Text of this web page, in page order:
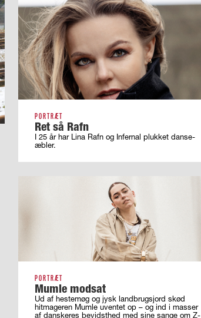
PORTRÆT
Ret så Rafn
I 25 år har Lina Rafn og Infernal plukket danse-
æbler.
PORTRÆT
Mumle modsat
Ud af hestemøg og jysk landbrugsjord skød
hitmageren Mumle uventet op – og ind i masser
af ­danskeres bevidsthed med sine sange om ­Z-